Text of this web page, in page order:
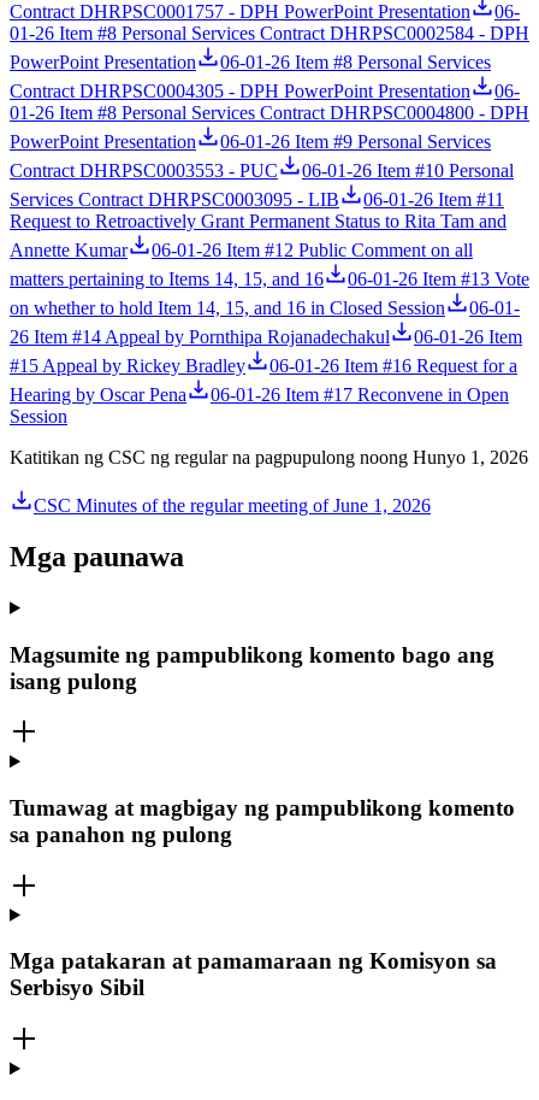
Contract DHRPSC0001757 - DPH PowerPoint Presentation
06-
01-26 Item #8 Personal Services Contract DHRPSC0002584 - DPH
PowerPoint Presentation
06-01-26 Item #8 Personal Services
Contract DHRPSC0004305 - DPH PowerPoint Presentation
06-
01-26 Item #8 Personal Services Contract DHRPSC0004800 - DPH
PowerPoint Presentation
06-01-26 Item #9 Personal Services
Contract DHRPSC0003553 - PUC
06-01-26 Item #10 Personal
Services Contract DHRPSC0003095 - LIB
06-01-26 Item #11
Request to Retroactively Grant Permanent Status to Rita Tam and
Annette Kumar
06-01-26 Item #12 Public Comment on all
matters pertaining to Items 14, 15, and 16
06-01-26 Item #13 Vote
on whether to hold Item 14, 15, and 16 in Closed Session
06-01-
26 Item #14 Appeal by Pornthipa Rojanadechakul
06-01-26 Item
#15 Appeal by Rickey Bradley
06-01-26 Item #16 Request for a
Hearing by Oscar Pena
06-01-26 Item #17 Reconvene in Open
Session
Katitikan ng CSC ng regular na pagpupulong noong Hunyo 1, 2026
CSC Minutes of the regular meeting of June 1, 2026
Mga paunawa
Magsumite ng pampublikong komento bago ang
isang pulong
Tumawag at magbigay ng pampublikong komento
sa panahon ng pulong
Mga patakaran at pamamaraan ng Komisyon sa
Serbisyo Sibil